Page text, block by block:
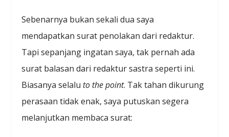
Sebenarnya bukan sekali dua saya
mendapatkan surat penolakan dari redaktur.
Tapi sepanjang ingatan saya, tak pernah ada
surat balasan dari redaktur sastra seperti ini.
Biasanya selalu to the point. Tak tahan dikurung
perasaan tidak enak, saya putuskan segera
melanjutkan membaca surat: